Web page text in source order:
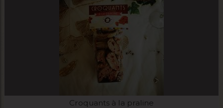
Croquants à la praline